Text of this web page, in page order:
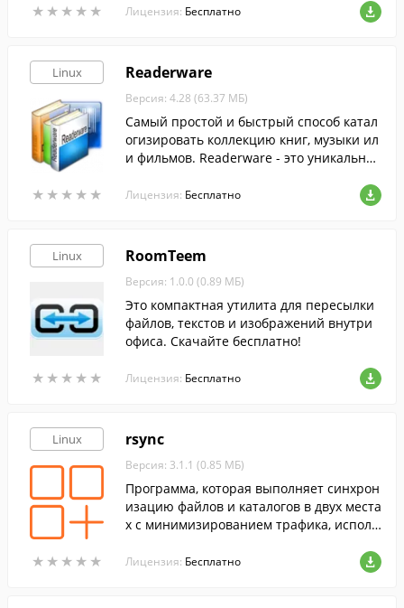
★ ★ ★ ★ ★
★ ★ ★ ★ ★ Лицензия: Бесплатно
Linux
★ ★ ★ ★ ★
★ ★ ★ ★ ★
Readerware
Версия: 4.28 (63.37 МБ)
Самый простой и быстрый способ катал
огизировать коллекцию книг, музыки ил
и фильмов. Readerware - это уникальны
библиотекой.
Лицензия: Бесплатно
Linux
★ ★ ★ ★ ★
★ ★ ★ ★ ★
RoomTeem
Версия: 1.0.0 (0.89 МБ)
Это компактная утилита для пересылки
файлов, текстов и изображений внутри
офиса. Скачайте бесплатно!
Лицензия: Бесплатно
Linux
★ ★ ★ ★ ★
★ ★ ★ ★ ★
rsync
Версия: 3.1.1 (0.85 МБ)
Программа, которая выполняет синхрон
изацию файлов и каталогов в двух места
х с минимизированием трафика, исполь
ости.
Лицензия: Бесплатно